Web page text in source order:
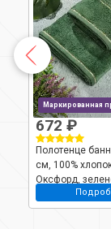
Маркированная
672 ₽
Полотенце
см, 100%
Оксфорд,
Узбекистан